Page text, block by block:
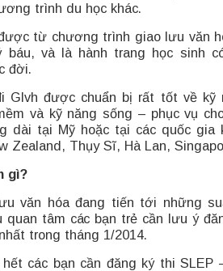
trình du học khác.
từ chương trình giao lưu văn
báu, và là hành trang học sinh
đời.
Glvh được chuẩn bị rất tốt về kỹ
và kỹ năng sống – phục vụ
dài tại Mỹ hoặc tại các quốc gia
Zealand, Thụy Sĩ, Hà Lan,
gì?
văn hóa đang tiến tới những
quan tâm các bạn trẻ cần lưu ý
trong tháng 1/2014.
các bạn cần đăng ký thi SLEP